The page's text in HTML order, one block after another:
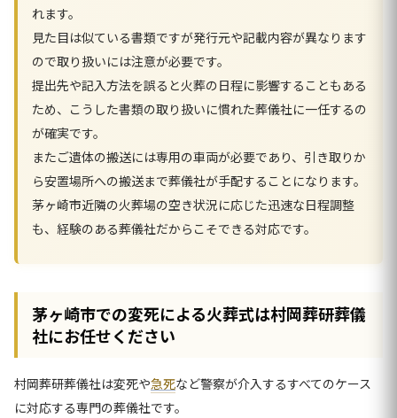
れます。
見た目は似ている書類ですが発行元や記載内容が異なります
ので取り扱いには注意が必要です。
提出先や記入方法を誤ると火葬の日程に影響することもある
ため、こうした書類の取り扱いに慣れた葬儀社に一任するの
が確実です。
またご遺体の搬送には専用の車両が必要であり、引き取りか
ら安置場所への搬送まで葬儀社が手配することになります。
茅ヶ崎市近隣の火葬場の空き状況に応じた迅速な日程調整
も、経験のある葬儀社だからこそできる対応です。
茅ヶ崎市での変死による火葬式は村岡葬研葬儀
社にお任せください
村岡葬研葬儀社は変死や急死など警察が介入するすべてのケース
に対応する専門の葬儀社です。